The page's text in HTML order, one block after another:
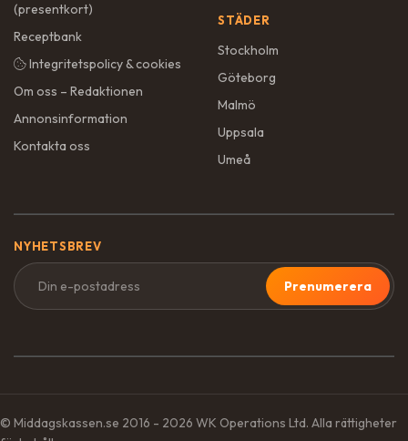
(presentkort)
Receptbank
Integritetspolicy & cookies
Om oss – Redaktionen
Annonsinformation
Kontakta oss
STÄDER
Stockholm
Göteborg
Malmö
Uppsala
Umeå
NYHETSBREV
Prenumerera
© Middagskassen.se 2016 - 2026 WK Operations Ltd. Alla rättigheter